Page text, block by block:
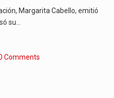
Margarita Cabello, emitió
su…
Comments